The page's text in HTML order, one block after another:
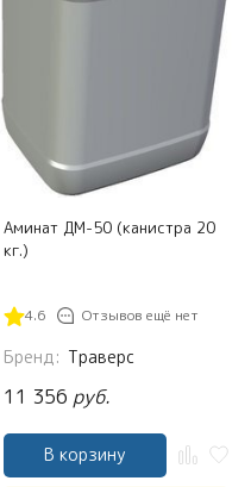
Аминат ДМ-50 (канистра 20
кг.)
4.6 Отзывов ещё нет
Бренд: Траверс
11 356 руб.
В корзину